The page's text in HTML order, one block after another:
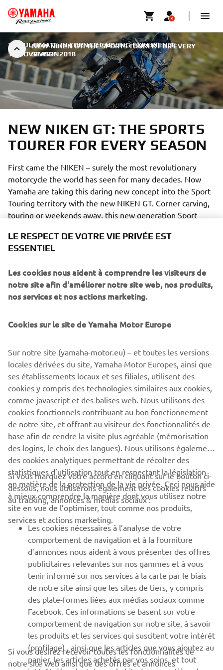
NEW NIKEN GT: THE SPORTS TOURER FOR EVERY
SEASON
THE ULTIMATE IN CORNER CARVING EXPERIENCE |
11 NOVEMBRE 2018
NEW NIKEN GT: THE SPORTS
TOURER FOR EVERY SEASON
First came the NIKEN – surely the most revolutionary
motorcycle the world has seen for many decades. Now
Yamaha are taking this daring new concept into the Sport
Touring territory with the new NIKEN GT. Corner carving,
touring or weekends away, this new generation Sport
enjoyment – as well as a high screen, heated grips and a
luxury comfort seat. Side cases and a rear carrier base give
the NIKEN GT comes equipped with a main stand and two
12V outlets. Together with the outstanding stopping
performance produced by the two front brakes, the dual
with confidence – even when the road and weather
for every season.
DISCOVER THE NEW NIKEN GT
CORPORATE
BUSINESS
PLUS YAMAHA
SUPPORT
NEWSLETTER
Découvrez en exclusivité les dernières offres, les événements
spéciaux, les nouveautés et bien plus encore
LE RESPECT DE VOTRE VIE PRIVÉE EST
ESSENTIEL
Les cookies nous aident à comprendre les visiteurs de
notre site afin d'améliorer notre site web, nos produits,
nos services et nos actions marketing.
Cookies sur le site de Yamaha Motor Europe
Sur notre site (yamaha-motor.eu) – et toutes les versions
locales dérivées du site, Yamaha Motor Europes, ainsi que
ses établissements locaux et ses filiales, utilisent des
cookies y compris des technologies similaires aux cookies,
comme javascript et des balises web. Nous utilisons des
cookies fonctionnels contribuant au bon fonctionnement
de notre site, et offrant au visiteur des fonctionnalités de
base afin de rendre la visite plus agréable (mémorisation
des logins, le choix des langues). Nous utilisons également
des cookies analytiques permettant de récolter des
statistiques d’utilisation tout en respectant la législation
en matière de la protection de la vie privée. Ceci nous aide
à mieux comprendre la manière dont vous utilisez notre
site en vue de l’optimiser, tout comme nos produits,
services et actions marketing.
Si vous marquez votre accord en cliquant sur le bouton ci-
dessous, nous utiliserons également des cookies relatifs
au tracking, annonces & médias sociaux :
Les cookies nécessaires à l’analyse de votre
comportement de navigation et à la fourniture
d’annonces nous aident à vous présenter des offres
publicitaires relevantes sur nos gammes et à vous
tenir informé sur nos services à la carte par le biais
de notre site ainsi que les sites de tiers, y compris
des plate-formes liées aux médias sociaux comme
Facebook. Ces informations se basent sur votre
comportement de navigation sur notre site, à savoir
les produits et les services qui suscitent votre intérêt
(profilage) , ainsi que les articles que vous ajoutez au
panier, les articles achetés par vos soins, et tout
Si vous désirez recevoir toutes les fonctionnalités de
notre site web ainsi que des offres et annonces